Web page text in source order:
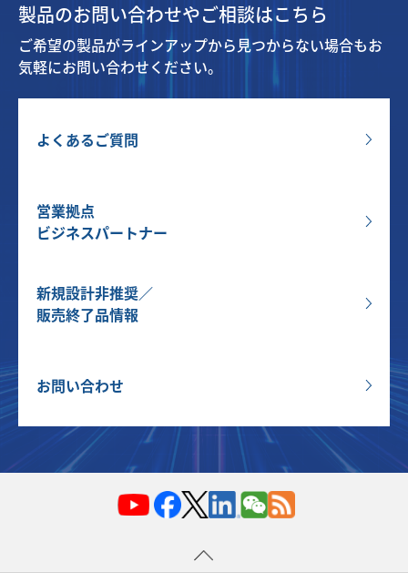
製品のお問い合わせやご相談はこちら
ご希望の製品がラインアップから見つからない場合もお
気軽にお問い合わせください。
よくあるご質問
営業拠点
ビジネスパートナー
新規設計非推奨／
販売終了品情報
お問い合わせ